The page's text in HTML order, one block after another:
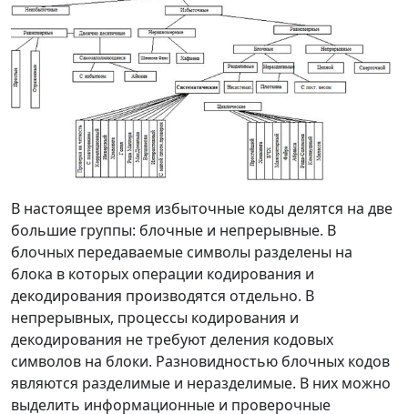
В настоящее время избыточные коды делятся на две
большие группы: блочные и непрерывные. В
блочных передаваемые символы разделены на
блока в которых операции кодирования и
декодирования производятся отдельно. В
непрерывных, процессы кодирования и
декодирования не требуют деления кодовых
символов на блоки. Разновидностью блочных кодов
являются разделимые и неразделимые. В них можно
выделить информационные и проверочные